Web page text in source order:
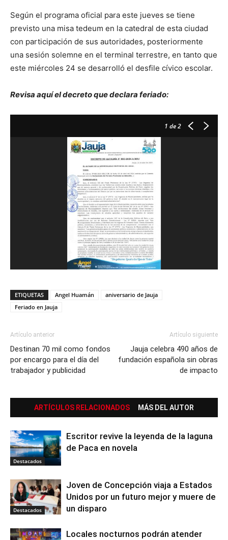
Según el programa oficial para este jueves se tiene
previsto una misa tedeum en la catedral de esta ciudad
con participación de sus autoridades, posteriormente
una sesión solemne en el terminal terrestre, en tanto que
este miércoles 24 se desarrolló el desfile cívico escolar.
Revisa aquí el decreto que declara feriado:
1 de 2
ETIQUETAS Angel Huamán
aniversario de Jauja
Feriado en Jauja
Artículo anterior
Destinan 70 mil como fondos
por encargo para el día del
trabajador y publicidad
Artículo siguiente
Jauja celebra 490 años de
fundación española sin obras
de impacto
ARTÍCULOS RELACIONADOS MÁS DEL AUTOR
Destacados
Escritor revive la leyenda de la laguna
de Paca en novela
Destacados
Joven de Concepción viaja a Estados
Unidos por un futuro mejor y muere de
un disparo
Locales nocturnos podrán atender